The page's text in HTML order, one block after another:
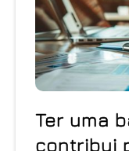
Ter uma
contribui